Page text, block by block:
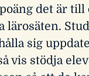
det är till
sig
vis stödja